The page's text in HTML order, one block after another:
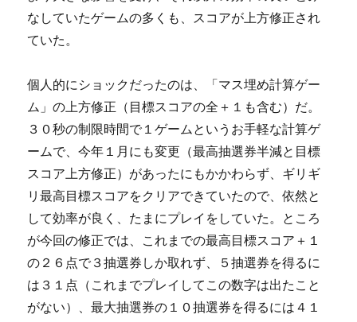
なしていたゲームの多くも、スコアが上方修正され
ていた。
個人的にショックだったのは、「マス埋め計算ゲー
ム」の上方修正（目標スコアの全＋１も含む）だ。
３０秒の制限時間で１ゲームというお手軽な計算ゲ
ームで、今年１月にも変更（最高抽選券半減と目標
スコア上方修正）があったにもかかわらず、ギリギ
リ最高目標スコアをクリアできていたので、依然と
して効率が良く、たまにプレイをしていた。ところ
が今回の修正では、これまでの最高目標スコア＋１
の２６点で３抽選券しか取れず、５抽選券を得るに
は３１点（これまでプレイしてこの数字は出たこと
がない）、最大抽選券の１０抽選券を得るには４１